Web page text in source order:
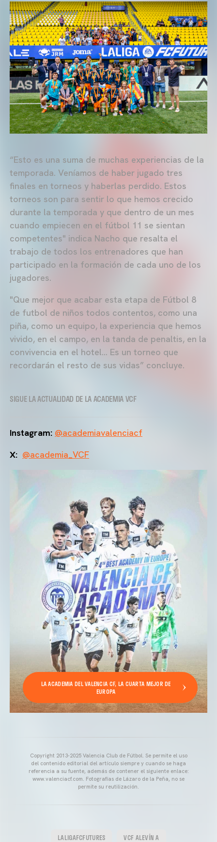
“Esto es una suma de muchas experiencias de la
temporada. Veníamos de haber jugado tres
finales en torneos y haberlas perdido. Estos
torneos son para sentir lo que hemos crecido
durante la temporada y que dentro de un mes
cuando empiecen en el fútbol 11 se sientan
competentes" indica Nacho que resalta el
trabajo de todos los entrenadores que han
participado en la formación de cada uno de los
jugadores.
"Que mejor que acabar esta etapa de Fútbol 8
de futbol de niños todos contentos, como una
piña, como un equipo, la experiencia que hemos
vivido, en el campo, en la tanda de penaltis, en la
convivencia en el hotel… Es un torneo que
recordarán el resto de sus vidas” concluye.
SIGUE LA ACTUALIDAD DE LA ACADEMIA VCF
Instagram: @academiavalenciacf
X: @academia_VCF
LA ACADEMIA DEL VALENCIA CF, LA CUARTA MEJOR DE
EUROPA
Copyright 2013-2025 Valencia Club de Fútbol. Se permite el uso
del contenido editorial del artículo siempre y cuando se haga
referencia a su fuente, además de contener el siguiente enlace:
www.valenciacf.com. Fotografías de Lázaro de la Peña, no se
permite su reutilización.
LALIGAFCFUTURES VCF ALEVÍN A